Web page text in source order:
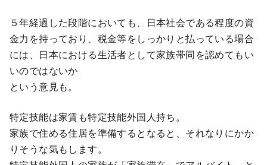
５年経過した段階においても、日本社会である程度の資
金力を持っており、税金等をしっかりと払っている場合
には、日本における生活者として家族帯同を認めてもい
いのではないか
という意見も。
特定技能は家賃も特定技能外国人持ち。
家族で住める住居を準備するとなると、それなりにかか
りそうな気もします。